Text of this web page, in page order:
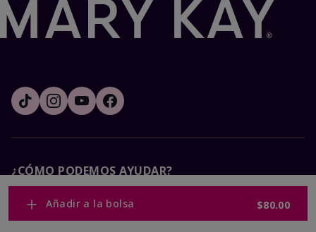
Añadir a la bolsa $80.00
¿CÓMO PODEMOS AYUDAR?
Recibe e-mails